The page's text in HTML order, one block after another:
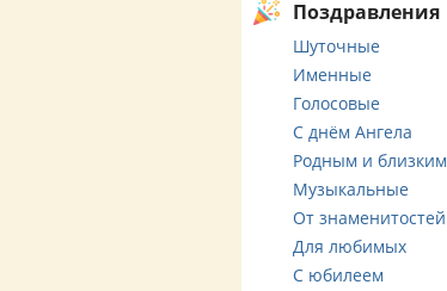
Поздравления
Шуточные
Именные
Голосовые
С днём Ангела
Родным и близким
Музыкальные
От знаменитостей
Для любимых
С юбилеем